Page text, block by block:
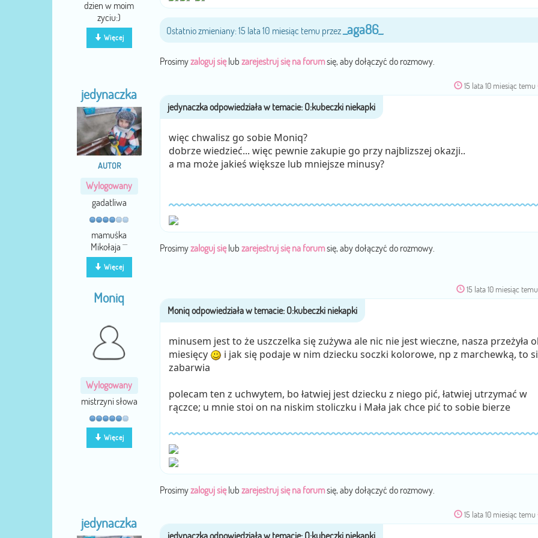
dzien w moim
zyciu:)
Więcej
Ostatnio zmieniany: 15 lata 10 miesiąc temu przez_aga86_
Prosimyzaloguj sięlub zarejestruj się na forumsię, aby dołączyć do rozmowy.
jedynaczka
AUTOR
Wylogowany
gadatliwa
mamuśka
Mikołaja ^^
Więcej
15 lata 10 miesiąc temu
więc chwalisz go sobie Moniq?
dobrze wiedzieć... więc pewnie zakupie go przy najblizszej okazji..
a ma może jakieś większe lub mniejsze minusy?
Prosimyzaloguj sięlub zarejestruj się na forumsię, aby dołączyć do rozmowy.
Moniq
Wylogowany
mistrzyni słowa
Więcej
15 lata 10 miesiąc temu
minusem jest to że uszczelka się zużywa ale nic nie jest wieczne, nasza przeżyła
miesięcy
i jak się podaje w nim dziecku soczki kolorowe, np z marchewką, to
zabarwia
polecam ten z uchwytem, bo łatwiej jest dziecku z niego pić, łatwiej utrzymać w
rączce; u mnie stoi on na niskim stoliczku i Mała jak chce pić to sobie bierze
Prosimyzaloguj sięlub zarejestruj się na forumsię, aby dołączyć do rozmowy.
jedynaczka
15 lata 10 miesiąc temu